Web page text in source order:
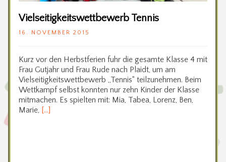
Vielseitigkeitswettbewerb Tennis
16. NOVEMBER 2015
Kurz vor den Herbstferien fuhr die gesamte Klasse 4 mit
Frau Gutjahr und Frau Rude nach Plaidt, um am
Vielseitigkeitswettbewerb „Tennis“ teilzunehmen. Beim
Wettkampf selbst konnten nur zehn Kinder der Klasse
mitmachen. Es spielten mit: Mia, Tabea, Lorenz, Ben,
Marie, […]